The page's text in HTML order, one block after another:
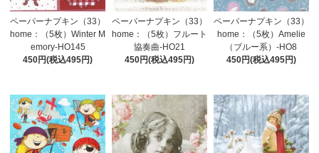
ペーパーナプキン（33）
home：（5枚）Winter M
emory-HO145
450円(税込495円)
ペーパーナプキン（33）
home：（5枚）フルート
協奏曲-HO21
450円(税込495円)
ペーパーナプキン（33）
home：（5枚）Amelie
（ブルー系）-HO8
450円(税込495円)